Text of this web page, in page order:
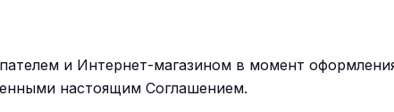
и Интернет-магазином в момент
настоящим Соглашением.